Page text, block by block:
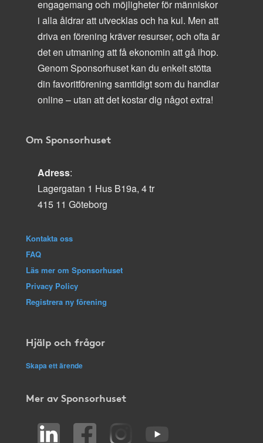
engagemang och möjligheter för människor
i alla åldrar att utvecklas och ha kul. Men att
driva en förening kräver resurser, och ofta är
det en utmaning att få ekonomin att gå ihop.
Genom Sponsorhuset kan du enkelt stötta
din favoritförening samtidigt som du handlar
online – utan att det kostar dig något extra!
Om Sponsorhuset
Adress:
Lagergatan 1 Hus B19a, 4 tr
415 11 Göteborg
Kontakta oss
FAQ
Läs mer om Sponsorhuset
Privacy Policy
Registrera ny förening
Hjälp och frågor
Skapa ett ärende
Mer av Sponsorhuset